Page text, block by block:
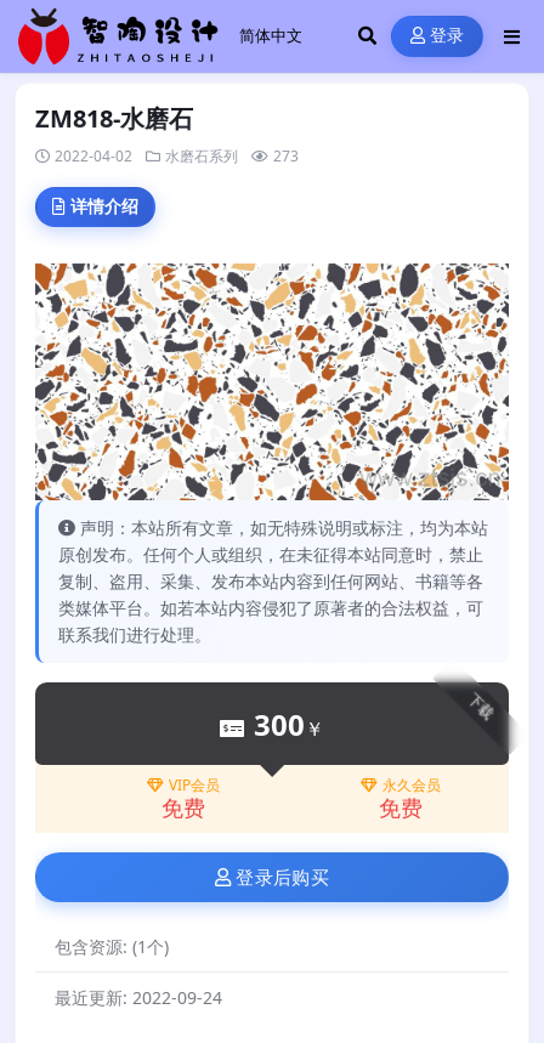
登录
ZM818-水磨石
2022-04-02 水磨石系列 273
详情介绍
声明：本站所有文章，如无特殊说明或标注，均为本站
原创发布。任何个人或组织，在未征得本站同意时，禁止
复制、盗用、采集、发布本站内容到任何网站、书籍等各
类媒体平台。如若本站内容侵犯了原著者的合法权益，可
联系我们进行处理。
下载
300 ￥
VIP会员
免费
永久会员
免费
登录后购买
包含资源: (1个)
最近更新: 2022-09-24